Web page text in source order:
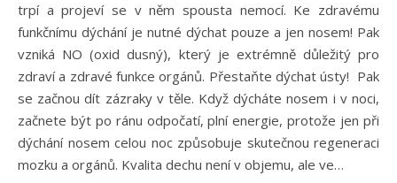
trpí a projeví se v něm spousta nemocí. Ke zdravému
funkčnímu dýchání je nutné dýchat pouze a jen nosem! Pak
vzniká NO (oxid dusný), který je extrémně důležitý pro
zdraví a zdravé funkce orgánů. Přestaňte dýchat ústy! Pak
se začnou dít zázraky v těle. Když dýcháte nosem i v noci,
začnete být po ránu odpočatí, plní energie, protože jen při
dýchání nosem celou noc způsobuje skutečnou regeneraci
mozku a orgánů. Kvalita dechu není v objemu, ale ve…